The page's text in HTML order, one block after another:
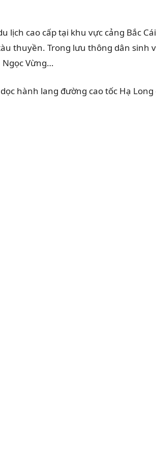
lịch cao cấp tại khu vực cảng Bắc Cái
thuyền. Trong lưu thông dân sinh
Ngọc Vừng…
hành lang đường cao tốc Hạ Long